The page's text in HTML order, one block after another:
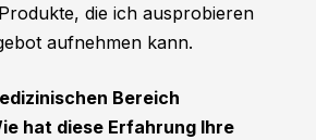
die ich ausprobieren
aufnehmen kann.
Bereich
hat diese Erfahrung Ihre